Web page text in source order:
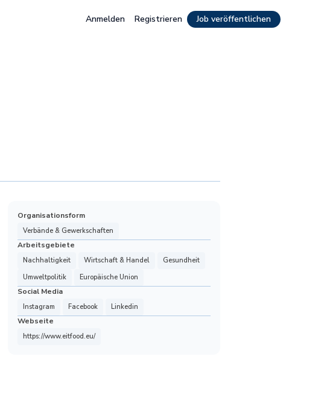
Anmelden Registrieren Job veröffentlichen
Organisationsform
Verbände & Gewerkschaften
Arbeitsgebiete
Nachhaltigkeit Wirtschaft & Handel
Gesundheit
Umweltpolitik
Europäische Union
Social Media
Instagram Facebook Linkedin
Webseite
https://www.eitfood.eu/